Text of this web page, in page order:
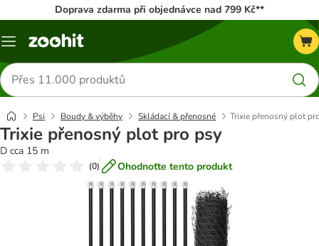
Doprava zdarma při objednávce nad 799 Kč**
Menu
Hledat
produkty
Psi Boudy & výběhy Skládací & přenosné Trixie přenosný plot
Trixie přenosný plot pro psy
D cca 15 m
(0) Ohodnoťte tento produkt